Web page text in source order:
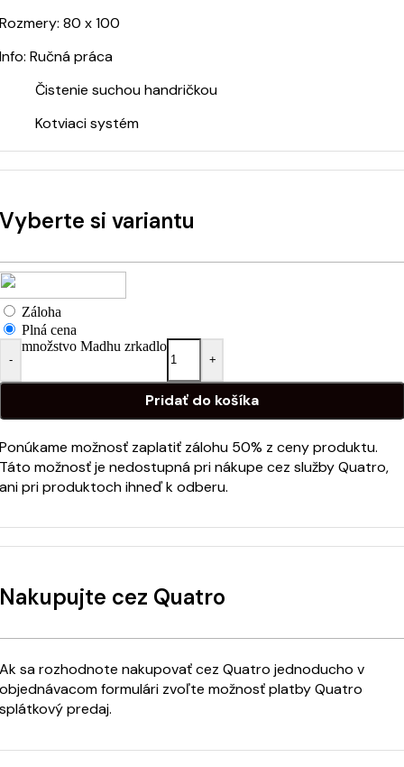
Rozmery: 80 x 100
Info: Ručná práca
Čistenie suchou handričkou
Kotviaci systém
Vyberte si variantu
Záloha
Plná cena
-
množstvo Madhu zrkadlo
+
Pridať do košíka
Ponúkame možnosť zaplatiť zálohu 50% z ceny produktu.
Táto možnosť je nedostupná pri nákupe cez služby Quatro,
ani pri produktoch ihneď k odberu.
Nakupujte cez Quatro
Ak sa rozhodnote nakupovať cez Quatro jednoducho v
objednávacom formulári zvoľte možnosť platby Quatro
splátkový predaj.